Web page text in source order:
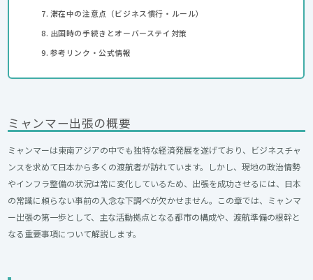
滞在中の注意点（ビジネス慣行・ルール）
出国時の手続きとオーバーステイ対策
参考リンク・公式情報
ミャンマー出張の概要
ミャンマーは東南アジアの中でも独特な経済発展を遂げており、ビジネスチャ
ンスを求めて日本から多くの渡航者が訪れています。しかし、現地の政治情勢
やインフラ整備の状況は常に変化しているため、出張を成功させるには、日本
の常識に頼らない事前の入念な下調べが欠かせません。この章では、ミャンマ
ー出張の第一歩として、主な活動拠点となる都市の構成や、渡航準備の根幹と
なる重要事項について解説します。